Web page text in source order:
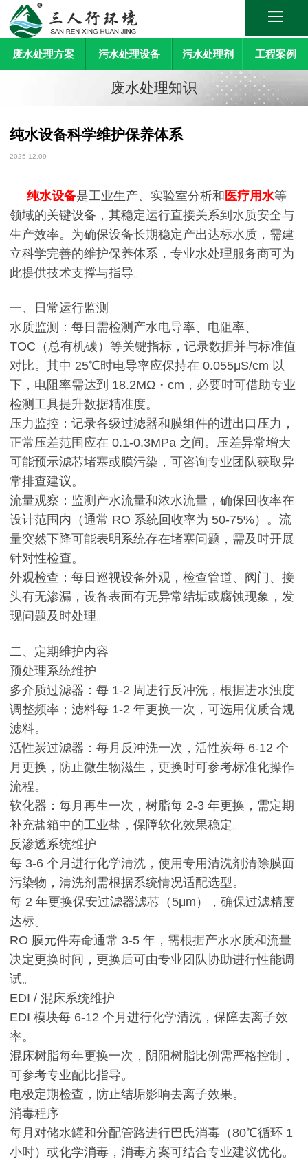
废水处理方案 污水处理设备 污水处理剂 工程案例
废水处理知识
纯水设备科学维护保养体系
2025.12.09
纯水设备是工业生产、实验室分析和 医疗用水等
领域的关键设备，其稳定运行直接关系到水质安全与
生产效率。为确保设备长期稳定产出达标水质，需建
立科学完善的维护保养体系，专业水处理服务商可为
此提供技术支撑与指导。
一、日常运行监测
水质监测：每日需检测产水电导率、电阻率、
TOC（总有机碳）等关键指标，记录数据并与标准值
对比。其中 25℃时电导率应保持在 0.055μS/cm 以
下，电阻率需达到 18.2MΩ・cm，必要时可借助专业
检测工具提升数据精准度。
压力监控：记录各级过滤器和膜组件的进出口压力，
正常压差范围应在 0.1-0.3MPa 之间。压差异常增大
可能预示滤芯堵塞或膜污染，可咨询专业团队获取异
常排查建议。
流量观察：监测产水流量和浓水流量，确保回收率在
设计范围内（通常 RO 系统回收率为 50-75%）。流
量突然下降可能表明系统存在堵塞问题，需及时开展
针对性检查。
外观检查：每日巡视设备外观，检查管道、阀门、接
头有无渗漏，设备表面有无异常结垢或腐蚀现象，发
现问题及时处理。
二、定期维护内容
预处理系统维护
多介质过滤器：每 1-2 周进行反冲洗，根据进水浊度
调整频率；滤料每 1-2 年更换一次，可选用优质合规
滤料。
活性炭过滤器：每月反冲洗一次，活性炭每 6-12 个
月更换，防止微生物滋生，更换时可参考标准化操作
流程。
软化器：每月再生一次，树脂每 2-3 年更换，需定期
补充盐箱中的工业盐，保障软化效果稳定。
反渗透系统维护
每 3-6 个月进行化学清洗，使用专用清洗剂清除膜面
污染物，清洗剂需根据系统情况适配选型。
每 2 年更换保安过滤器滤芯（5μm），确保过滤精度
达标。
RO 膜元件寿命通常 3-5 年，需根据产水水质和流量
决定更换时间，更换后可由专业团队协助进行性能调
试。
EDI / 混床系统维护
EDI 模块每 6-12 个月进行化学清洗，保障去离子效
率。
混床树脂每年更换一次，阴阳树脂比例需严格控制，
可参考专业配比指导。
电极定期检查，防止结垢影响去离子效果。
消毒程序
每月对储水罐和分配管路进行巴氏消毒（80℃循环 1
小时）或化学消毒，消毒方案可结合专业建议优化。